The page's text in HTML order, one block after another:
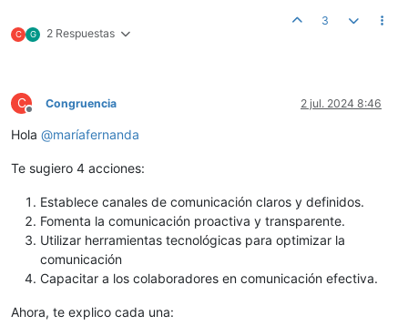
C G 2 Respuestas
3
C
Desconectado
Congruencia 2 jul. 2024 8:46
Hola @maríafernanda
Te sugiero 4 acciones:
Establece canales de comunicación claros y definidos.
Fomenta la comunicación proactiva y transparente.
Utilizar herramientas tecnológicas para optimizar la
comunicación
Capacitar a los colaboradores en comunicación efectiva.
Ahora, te explico cada una: